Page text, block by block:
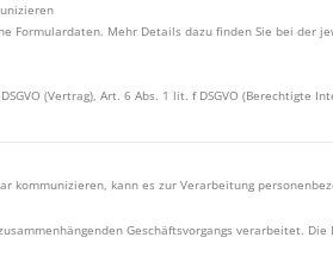
Formulardaten. Mehr Details dazu finden Sie bei der
(Vertrag), Art. 6 Abs. 1 lit. f DSGVO (Berechtigte
kommunizieren, kann es zur Verarbeitung
Geschäftsvorgangs verarbeitet.